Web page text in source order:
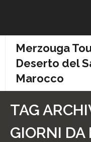
Merzouga
Deserto del
Marocco
TAG
GIORNI DA